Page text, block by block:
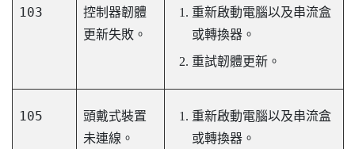
103
控制器韌體
更新失敗。
重新啟動電腦以及串流盒
或轉換器。
重試韌體更新。
105
頭戴式裝置
未連線。
重新啟動電腦以及串流盒
或轉換器。